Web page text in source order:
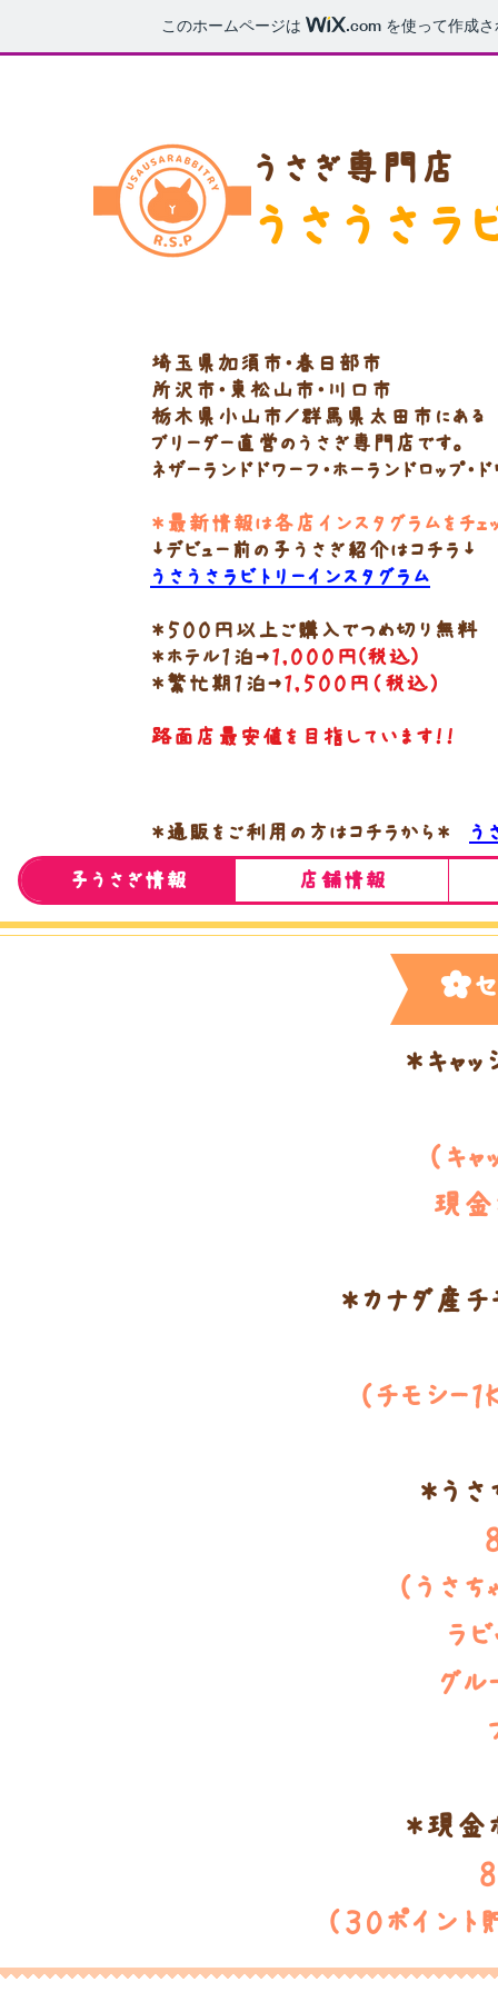
このホームページは .com を使って作成
うさぎ専門店
うさうさラ
埼玉県加須市・春日部市
所沢市・東松山市・川口市
​栃木県小山市／群馬県太田市 にある
ブリーダー直営のうさぎ専門店です。
ネザーランドドワーフ・ホーランドロップ・
＊最新情報は各店インスタグラムをチェ
↓デビュー前の子うさぎ紹介はコチラ↓
うさうさラビトリーインスタグラム
＊５００円以上ご購入でつめ切り無料
＊ホテル１泊→１,０００円(税込)
＊繁忙期１泊→１,５００円（税込）
路面店最安値を目指しています！！
​＊通販をご利用の方はコチラから＊ う
子うさぎ情報 店舗情報
┨
＊キャ
（キ
現金
＊カナダ産チ
（チモシー
＊うさ
（うさ
ラ
グ
＊現金
（３０ポイン